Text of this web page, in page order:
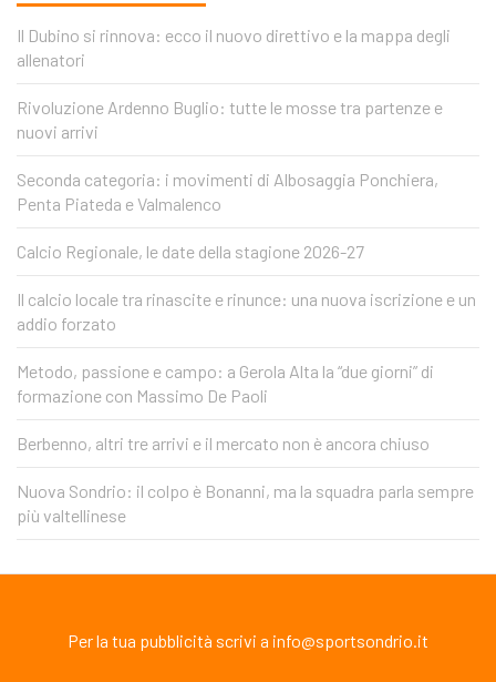
Il Dubino si rinnova: ecco il nuovo direttivo e la mappa degli
allenatori
Rivoluzione Ardenno Buglio: tutte le mosse tra partenze e
nuovi arrivi
Seconda categoria: i movimenti di Albosaggia Ponchiera,
Penta Piateda e Valmalenco
Calcio Regionale, le date della stagione 2026-27
Il calcio locale tra rinascite e rinunce: una nuova iscrizione e un
addio forzato
Metodo, passione e campo: a Gerola Alta la “due giorni” di
formazione con Massimo De Paoli
Berbenno, altri tre arrivi e il mercato non è ancora chiuso
Nuova Sondrio: il colpo è Bonanni, ma la squadra parla sempre
più valtellinese
Per la tua pubblicità scrivi a info@sportsondrio.it